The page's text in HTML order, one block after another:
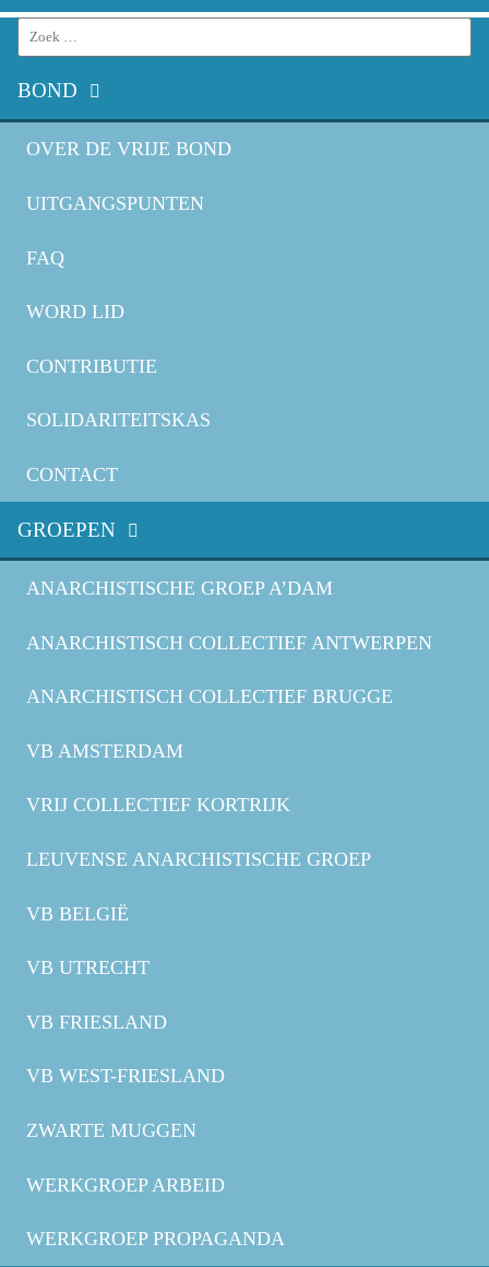
Search
for:
BOND
OVER DE VRIJE BOND
UITGANGSPUNTEN
FAQ
WORD LID
CONTRIBUTIE
SOLIDARITEITSKAS
CONTACT
GROEPEN
ANARCHISTISCHE GROEP A’DAM
ANARCHISTISCH COLLECTIEF ANTWERPEN
ANARCHISTISCH COLLECTIEF BRUGGE
VB AMSTERDAM
VRIJ COLLECTIEF KORTRIJK
LEUVENSE ANARCHISTISCHE GROEP
VB BELGIË
VB UTRECHT
VB FRIESLAND
VB WEST-FRIESLAND
ZWARTE MUGGEN
WERKGROEP ARBEID
WERKGROEP PROPAGANDA